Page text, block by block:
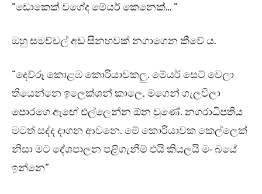
“ඩොකෙක් වගේද මේයර් කෙනෙක්… “
ඔහු සමච්චල් අඩ සිනහවක් නගාගෙන කීවේ ය.
“දෙව්රූ කොළඹ කොරියාවකලු. මේයර් සෙට් වෙලා
තියෙන්නෙ ඉලෙක්ශන් කාලෙ. මගෙන් ගැලවිලා
පොරගෙ ඇඟේ එල්ලෙන්න ඕන වුණේ. නගරාධිපතිය
මටත් සද්ද දාගන ආවනෙ. මේ කොරියාවක කෙල්ලෙක්
නිසා මට දේශපාලන පළිගැනීම් එයි කියලයි මං බයේ
ඉන්නෙ”